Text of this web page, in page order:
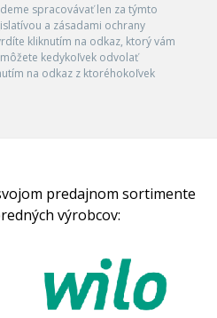
spracovávať len za týmto
a zásadami ochrany
kliknutím na odkaz, ktorý vám
kedykoľvek odvolať
na odkaz z ktoréhokoľvek
predajnom sortimente
výrobcov: